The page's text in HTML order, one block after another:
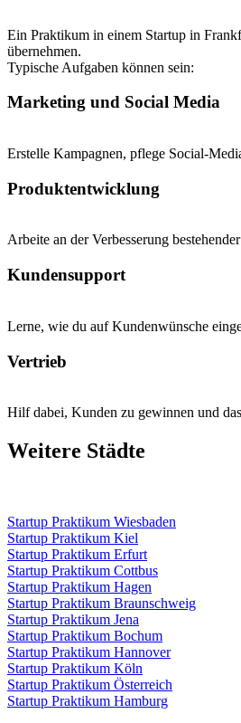
Ein Praktikum in einem Startup in
übernehmen.
Typische Aufgaben können sein:
Marketing und Social Media
Erstelle Kampagnen, pflege Social-
Produktentwicklung
Arbeite an der Verbesserung
Kundensupport
Lerne, wie du auf Kundenwünsche
Vertrieb
Hilf dabei, Kunden zu gewinnen und
Weitere Städte
Startup Praktikum Wiesbaden
Startup Praktikum Kiel
Startup Praktikum Erfurt
Startup Praktikum Cottbus
Startup Praktikum Hagen
Startup Praktikum Braunschweig
Startup Praktikum Jena
Startup Praktikum Bochum
Startup Praktikum Hannover
Startup Praktikum Köln
Startup Praktikum Österreich
Startup Praktikum Hamburg